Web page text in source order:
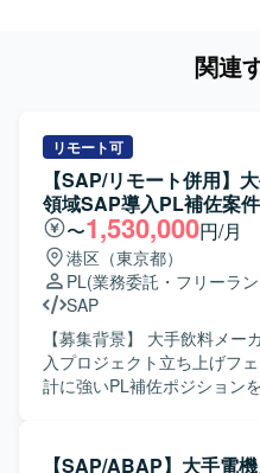
関連
リモート可
【SAP/リモート併用】
領域SAP導入PL補佐案件
〜1,530,000円/月
港区（東京都）
PL(業務委託・フリーラ
SAP
【募集背景】 大手飲料メー
入プロジェクト立ち上げフ
計に強いPL補佐ポジションを募集
いただきます。財務会計寄
【SAP/ABAP】大手電